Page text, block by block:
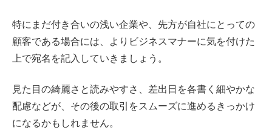
特にまだ付き合いの浅い企業や、先方が自社にとっての
顧客である場合には、よりビジネスマナーに気を付けた
上で宛名を記入していきましょう。
見た目の綺麗さと読みやすさ、差出日を各書く細やかな
配慮などが、その後の取引をスムーズに進めるきっかけ
になるかもしれません。